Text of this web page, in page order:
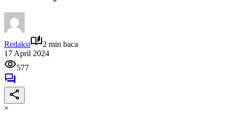
Redaksi
2 min baca
17 April 2024
577
×